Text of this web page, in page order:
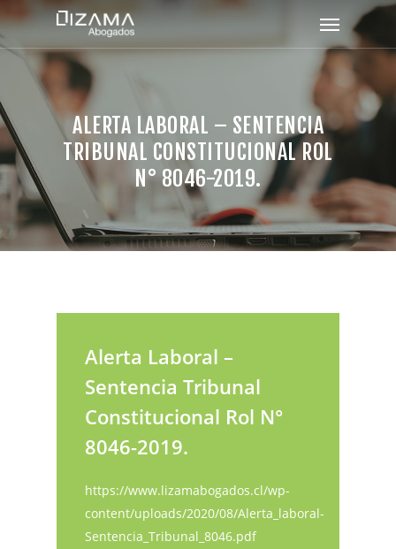
ALERTA LABORAL – SENTENCIA
TRIBUNAL CONSTITUCIONAL ROL
N° 8046-2019.
Alerta Laboral –
Sentencia Tribunal
Constitucional Rol N°
8046-2019.
https://www.lizamabogados.cl/wp-
content/uploads/2020/08/Alerta_laboral-
Sentencia_Tribunal_8046.pdf